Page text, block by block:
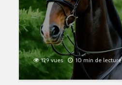
129 vues 10 min de lecture